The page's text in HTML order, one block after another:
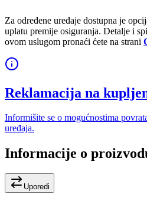
Za određene uređaje dostupna je
uplatu premije osiguranja. Detalje i
ovom uslugom pronaći ćete na strani
Reklamacija na
Informišite se o mogućnostima
uređaja.
Informacije o
Uporedi